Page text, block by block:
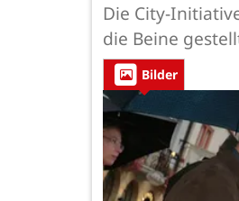
Die City-
die Beine
Bilder